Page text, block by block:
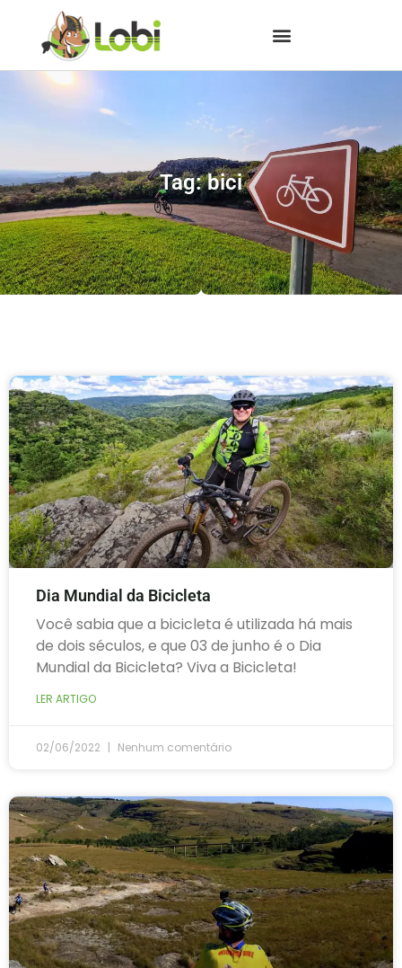
Tag: bici
Dia Mundial da Bicicleta
Você sabia que a bicicleta é utilizada há mais
de dois séculos, e que 03 de junho é o Dia
Mundial da Bicicleta? Viva a Bicicleta!
LER ARTIGO
02/06/2022 Nenhum comentário